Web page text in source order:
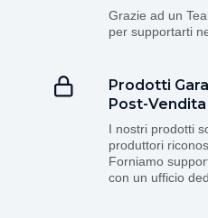
Grazie ad un
per supportarti
Prodotti
Post-Vendita
I nostri prodotti
produttori
Forniamo
con un ufficio